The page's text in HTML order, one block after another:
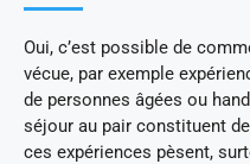
Oui, c’est possible de
vécue, par exemple
de personnes âgées ou
séjour au pair constituent
ces expériences pèsent,